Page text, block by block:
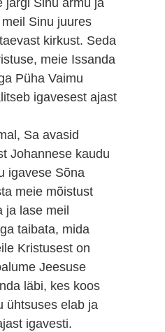
järgi Sinu armu ja
Sinu juures
kirkust. Seda
meie Issanda
Püha Vaimu
igavesest ajast
Sa avasid
Johannese kaudu
igavese Sõna
meie mõistust
ja lase meil
taibata, mida
Kristusest on
Jeesuse
läbi, kes koos
ühtsuses elab ja
igavesti.